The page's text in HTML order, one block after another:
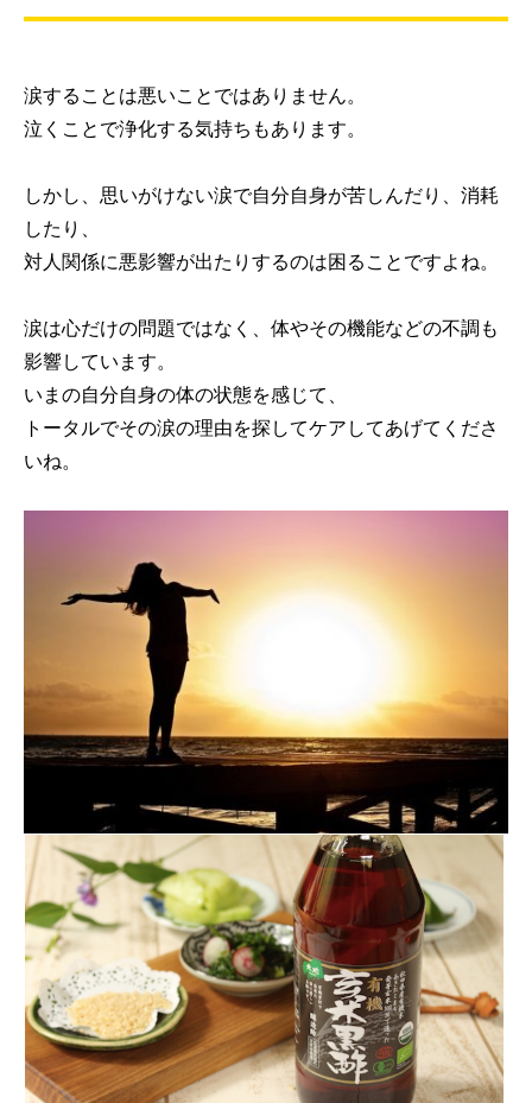
涙することは悪いことではありません。
泣くことで浄化する気持ちもあります。
しかし、思いがけない涙で自分自身が苦しんだり、消耗
したり、
対人関係に悪影響が出たりするのは困ることですよね。
涙は心だけの問題ではなく、体やその機能などの不調も
影響しています。
いまの自分自身の体の状態を感じて、
トータルでその涙の理由を探してケアしてあげてくださ
いね。